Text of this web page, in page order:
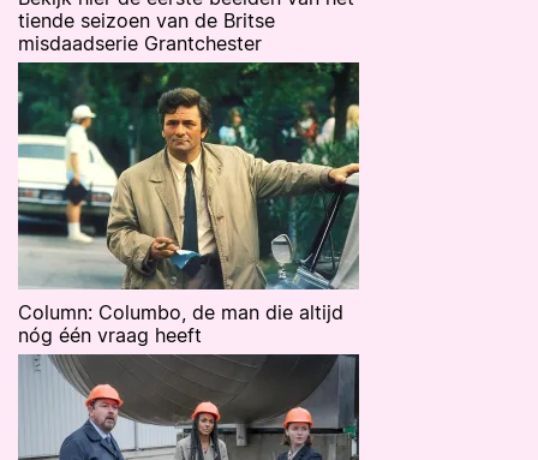
tiende seizoen van de Britse
misdaadserie Grantchester
Column: Columbo, de man die altijd
nóg één vraag heeft